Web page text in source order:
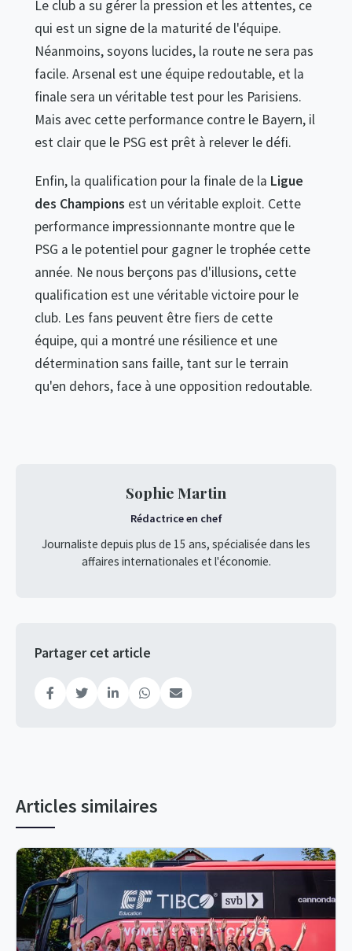
Le club a su gérer la pression et les attentes, ce
qui est un signe de la maturité de l'équipe.
Néanmoins, soyons lucides, la route ne sera pas
facile. Arsenal est une équipe redoutable, et la
finale sera un véritable test pour les Parisiens.
Mais avec cette performance contre le Bayern, il
est clair que le PSG est prêt à relever le défi.
Enfin, la qualification pour la finale de la Ligue
des Champions est un véritable exploit. Cette
performance impressionnante montre que le
PSG a le potentiel pour gagner le trophée cette
année. Ne nous berçons pas d'illusions, cette
qualification est une véritable victoire pour le
club. Les fans peuvent être fiers de cette
équipe, qui a montré une résilience et une
détermination sans faille, tant sur le terrain
qu'en dehors, face à une opposition redoutable.
Sophie Martin
Rédactrice en chef
Journaliste depuis plus de 15 ans, spécialisée dans les
affaires internationales et l'économie.
Partager cet article
Articles similaires